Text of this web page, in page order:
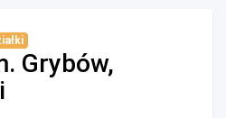
Grybów,